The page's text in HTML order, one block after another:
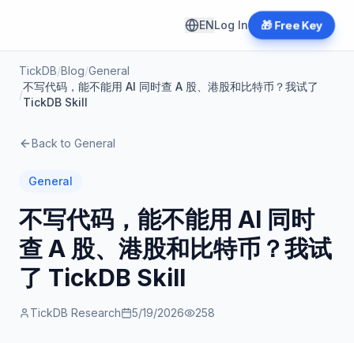
ENLog In 🎁 Free Key
TickDB/Blog/General
/
不写代码，能不能用 AI 同时查 A 股、港股和比特币？我试了
TickDB Skill
Back to General
General
不写代码，能不能用 AI 同时
查 A 股、港股和比特币？我试
了 TickDB Skill
TickDB Research 5/19/2026 258